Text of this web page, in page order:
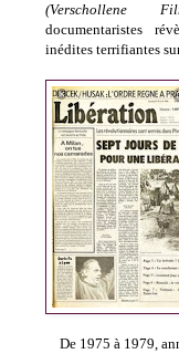
(Verschollene
documentaristes
inédites terrifiantes
De 1975 à 1979,